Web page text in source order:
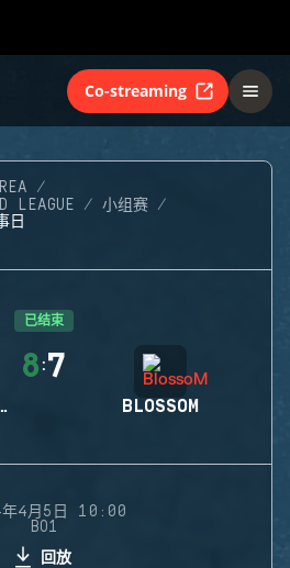
Co-streaming
LEAGUE
小组赛
日
已结束
GAMING
8 :7
BLOSSOM
年4月5日 10:00
BO1
回放